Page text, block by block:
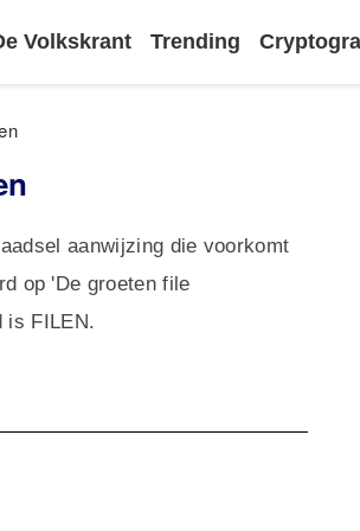
Volkskrant Trending
aanwijzing die voorkomt
op 'De groeten file
is FILEN.